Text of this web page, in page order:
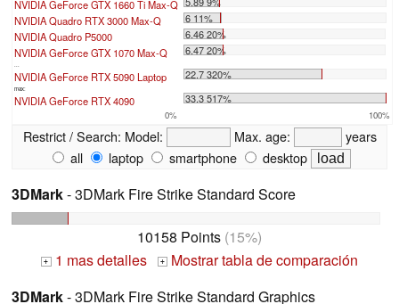
NVIDIA GeForce GTX 1660 Ti Max-Q
NVIDIA Quadro RTX 3000 Max-Q
6 11%
NVIDIA Quadro P5000
6.46 20%
NVIDIA GeForce GTX 1070 Max-Q
6.47 20%
NVIDIA GeForce RTX 5090 Laptop 22.7 320%
max:
NVIDIA GeForce RTX 4090 33.3 517%
0% 100%
Restrict / Search: Model: Max. age:
years
all
laptop smartphone desktop
3DMark- 3DMark Fire Strike Standard Score
10158 Points (15%)
+ 1 mas detalles +
Mostrar tabla de comparación
3DMark- 3DMark Fire Strike Standard Graphics